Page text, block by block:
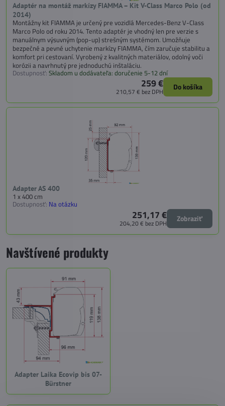
Adaptér na montáž markízy FIAMMA – Kit V-Class Marco Polo (od
2014)
Montážny kit FIAMMA je určený pre vozidlá Mercedes-Benz V-Class
Marco Polo od roku 2014. Tento adaptér je vhodný len pre verzie s
manuálnym výsuvným (pop-up) strešným systémom. Umožňuje
bezpečné a pevné uchytenie markízy FIAMMA, čím zaručuje stabilitu a
komfort pri cestovaní. Vyrobený z kvalitných materiálov, odolný voči
korózii a navrhnutý pre jednoduchú inštaláciu.
Dostupnosť: Skladom u dodávateľa: doručenie 5-12 dní
259 €
210,57 € bez DPH Do košíka
Adapter AS 400
1 x 400 cm
Dostupnosť: Na otázku
251,17 €
204,20 € bez DPH Zobraziť
Navštívené produkty
Adapter Laika Ecovip bis 07-
Bürstner